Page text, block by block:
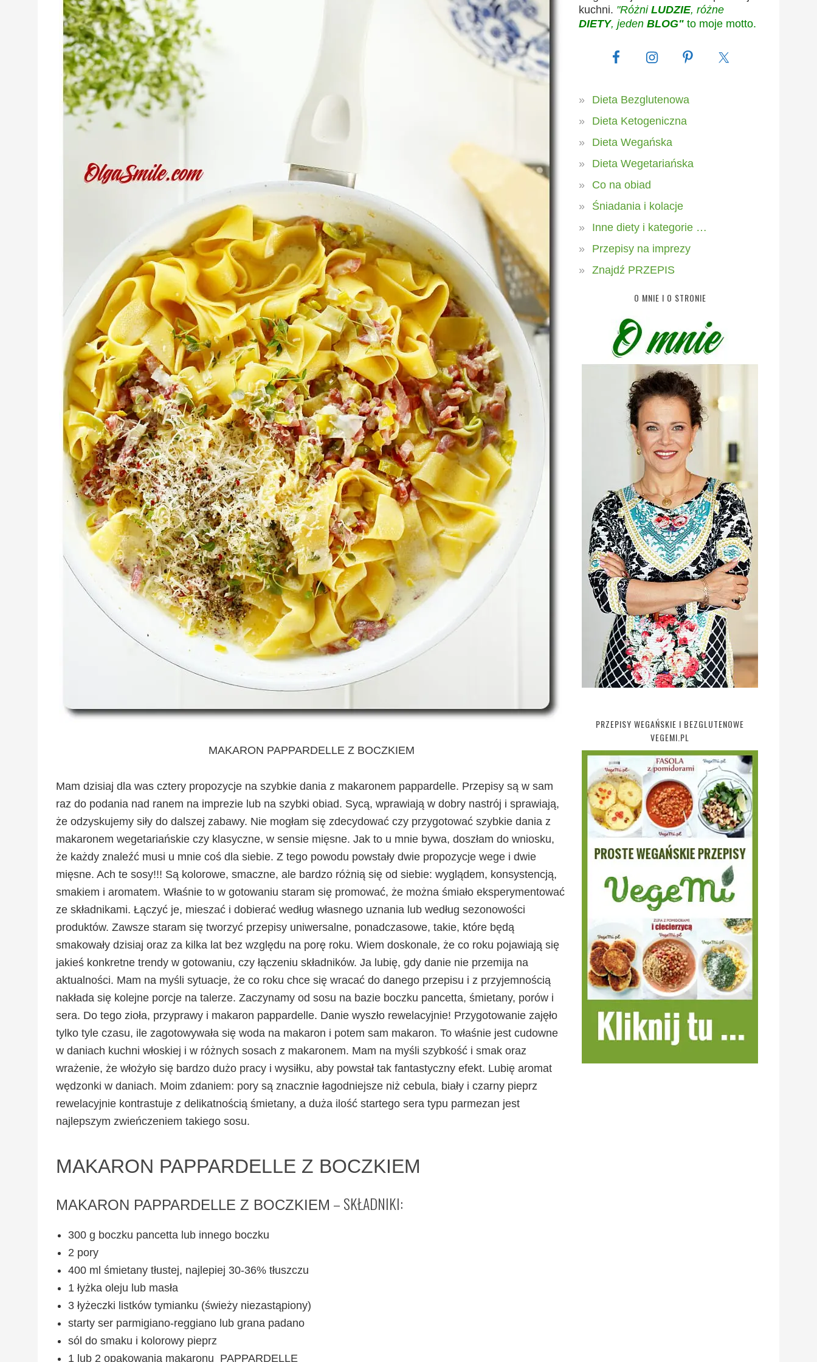
MAKARON PAPPARDELLE Z BOCZKIEM
Mam dzisiaj dla was cztery propozycje na szybkie dania z makaronem pappardelle. Przepisy są w sam
raz do podania nad ranem na imprezie lub na szybki obiad. Sycą, wprawiają w dobry nastrój i sprawiają,
że odzyskujemy siły do dalszej zabawy. Nie mogłam się zdecydować czy przygotować szybkie dania z
makaronem wegetariańskie czy klasyczne, w sensie mięsne. Jak to u mnie bywa, doszłam do wniosku,
że każdy znaleźć musi u mnie coś dla siebie. Z tego powodu powstały dwie propozycje wege i dwie
mięsne. Ach te sosy!!! Są kolorowe, smaczne, ale bardzo różnią się od siebie: wyglądem, konsystencją,
smakiem i aromatem. Właśnie to w gotowaniu staram się promować, że można śmiało eksperymentować
ze składnikami. Łączyć je, mieszać i dobierać według własnego uznania lub według sezonowości
produktów. Zawsze staram się tworzyć przepisy uniwersalne, ponadczasowe, takie, które będą
smakowały dzisiaj oraz za kilka lat bez względu na porę roku. Wiem doskonale, że co roku pojawiają się
jakieś konkretne trendy w gotowaniu, czy łączeniu składników. Ja lubię, gdy danie nie przemija na
aktualności. Mam na myśli sytuacje, że co roku chce się wracać do danego przepisu i z przyjemnością
nakłada się kolejne porcje na talerze. Zaczynamy od sosu na bazie boczku pancetta, śmietany, porów i
sera. Do tego zioła, przyprawy i makaron pappardelle. Danie wyszło rewelacyjnie! Przygotowanie zajęło
tylko tyle czasu, ile zagotowywała się woda na makaron i potem sam makaron. To właśnie jest cudowne
w daniach kuchni włoskiej i w różnych sosach z makaronem. Mam na myśli szybkość i smak oraz
wrażenie, że włożyło się bardzo dużo pracy i wysiłku, aby powstał tak fantastyczny efekt. Lubię aromat
wędzonki w daniach. Moim zdaniem: pory są znacznie łagodniejsze niż cebula, biały i czarny pieprz
rewelacyjnie kontrastuje z delikatnością śmietany, a duża ilość startego sera typu parmezan jest
najlepszym zwieńczeniem takiego sosu.
MAKARON PAPPARDELLE Z BOCZKIEM
MAKARON PAPPARDELLE Z BOCZKIEM – SKŁADNIKI:
300 g boczku pancetta lub innego boczku
2 pory
400 ml śmietany tłustej, najlepiej 30-36% tłuszczu
1 łyżka oleju lub masła
3 łyżeczki listków tymianku (świeży niezastąpiony)
starty ser parmigiano-reggiano lub grana padano
sól do smaku i kolorowy pieprz
1 lub 2 opakowania makaronu PAPPARDELLE
kuchni. "Różni LUDZIE, różne
DIETY, jeden BLOG" to moje motto.
Dieta Bezglutenowa
Dieta Ketogeniczna
Dieta Wegańska
Dieta Wegetariańska
Co na obiad
Śniadania i kolacje
Inne diety i kategorie …
Przepisy na imprezy
Znajdź PRZEPIS
O MNIE I O STRONIE
PRZEPISY WEGAŃSKIE I BEZGLUTENOWE
VEGEMI.PL